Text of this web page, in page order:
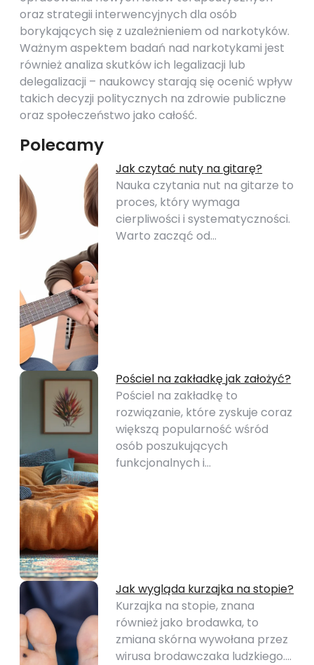
oraz strategii interwencyjnych dla osób
borykających się z uzależnieniem od narkotyków.
Ważnym aspektem badań nad narkotykami jest
również analiza skutków ich legalizacji lub
delegalizacji – naukowcy starają się ocenić wpływ
takich decyzji politycznych na zdrowie publiczne
oraz społeczeństwo jako całość.
Polecamy
Jak czytać nuty na gitarę?
Nauka czytania nut na gitarze to
proces, który wymaga
cierpliwości i systematyczności.
Warto zacząć od…
Pościel na zakładkę jak założyć?
Pościel na zakładkę to
rozwiązanie, które zyskuje coraz
większą popularność wśród
osób poszukujących
funkcjonalnych i…
Jak wygląda kurzajka na stopie?
Kurzajka na stopie, znana
również jako brodawka, to
zmiana skórna wywołana przez
wirusa brodawczaka ludzkiego.…